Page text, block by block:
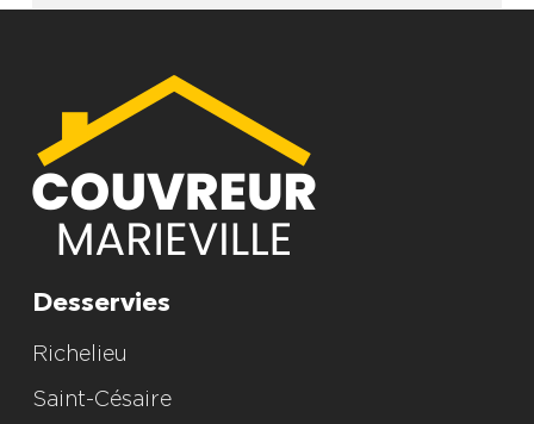
Alternative:
Desservies
Richelieu
Saint-Césaire